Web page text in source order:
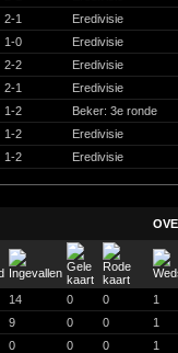
2-1
Eredivisie
1-0
Eredivisie
2-2
Eredivisie
2-1
Eredivisie
1-2
Beker: 3e ronde
1-2
Eredivisie
1-2 Eredivisie
14 0 0
1
9 0 0
1
0 0 0
1